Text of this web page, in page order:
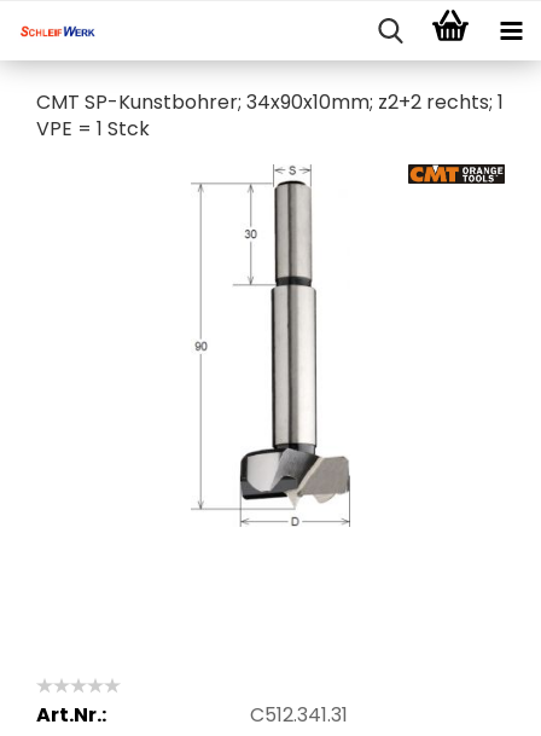
CMT SP-Kunstbohrer; 34x90x10mm; z2+2 rechts; 1
VPE = 1 Stck
Art.Nr.:
C512.341.31